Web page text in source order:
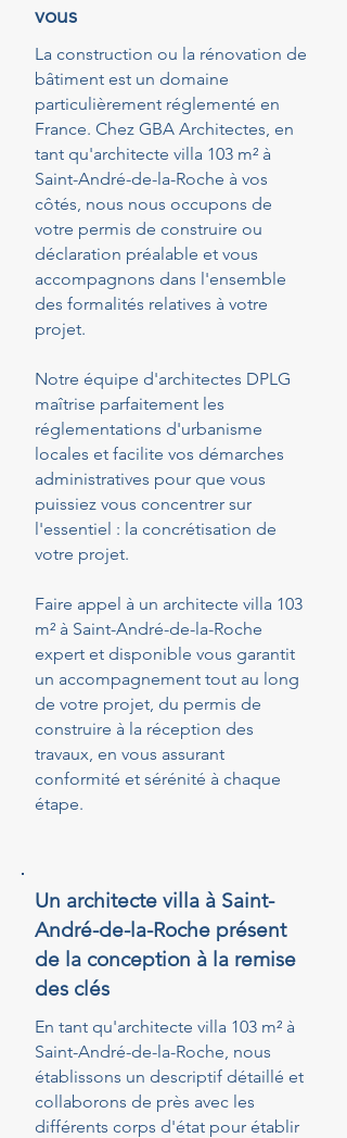
vous
La construction ou la rénovation de
bâtiment est un domaine
particulièrement réglementé en
France. Chez GBA Architectes, en
tant qu'architecte villa 103 m² à
Saint-André-de-la-Roche à vos
côtés, nous nous occupons de
votre permis de construire ou
déclaration préalable et vous
accompagnons dans l'ensemble
des formalités relatives à votre
projet.
Notre équipe d'architectes DPLG
maîtrise parfaitement les
réglementations d'urbanisme
locales et facilite vos démarches
administratives pour que vous
puissiez vous concentrer sur
l'essentiel : la concrétisation de
votre projet.
Faire appel à un architecte villa 103
m² à Saint-André-de-la-Roche
expert et disponible vous garantit
un accompagnement tout au long
de votre projet, du permis de
construire à la réception des
travaux, en vous assurant
conformité et sérénité à chaque
étape.
Un architecte villa à Saint-
André-de-la-Roche présent
de la conception à la remise
des clés
En tant qu'architecte villa 103 m² à
Saint-André-de-la-Roche, nous
établissons un descriptif détaillé et
collaborons de près avec les
différents corps d'état pour établir